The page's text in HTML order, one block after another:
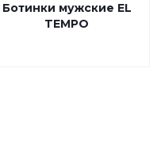
Ботинки мужские EL
TEMPO